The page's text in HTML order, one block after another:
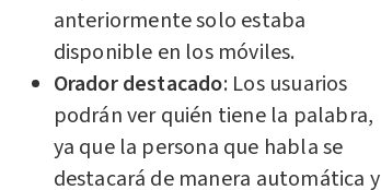
anteriormente solo estaba
disponible en los móviles.
Orador destacado: Los usuarios
podrán ver quién tiene la palabra,
ya que la persona que habla se
destacará de manera automática y